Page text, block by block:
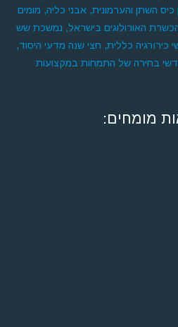
כיס השתן והערמונית, אבני כליה, מומים
האורולוגים בישראל, נמשכת שש
כירורגיה כללית, חצי שנה מדעי היסוד,
בחירה של התמחות במקצועות
מומחים: